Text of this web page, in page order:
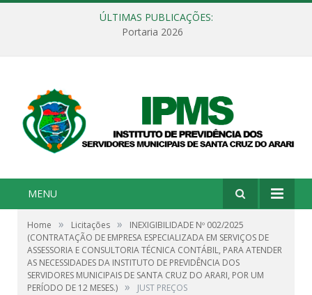
ÚLTIMAS PUBLICAÇÕES:
Portaria 2026
MENU
Home » Licitações »
INEXIGIBILIDADE Nº 002/2025
(CONTRATAÇÃO DE EMPRESA ESPECIALIZADA EM SERVIÇOS DE
ASSESSORIA E CONSULTORIA TÉCNICA CONTÁBIL, PARA ATENDER
AS NECESSIDADES DA INSTITUTO DE PREVIDÊNCIA DOS
SERVIDORES MUNICIPAIS DE SANTA CRUZ DO ARARI, POR UM
PERÍODO DE 12 MESES.) » JUST PREÇOS